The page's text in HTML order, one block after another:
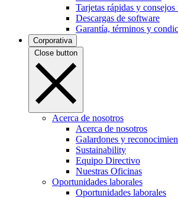
Tarjetas rápidas y consejos
Descargas de software
Garantía, términos y
Corporativa
Close button
Acerca de nosotros
Acerca de nosotros
Galardones y
Sustainability
Equipo Directivo
Nuestras Oficinas
Oportunidades laborales
Oportunidades laborales